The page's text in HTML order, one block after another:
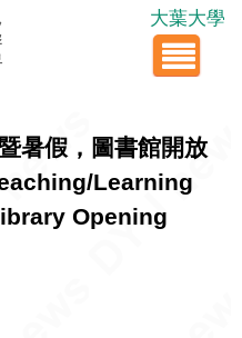
大葉大學
暑假，圖書館開放
Learning
Opening